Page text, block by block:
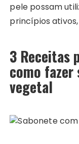
pele possam
princípios
3 Receitas
como
vegetal